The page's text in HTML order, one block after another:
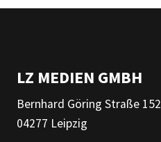
LZ MEDIEN GMBH
Bernhard Göring Straße 152
04277 Leipzig